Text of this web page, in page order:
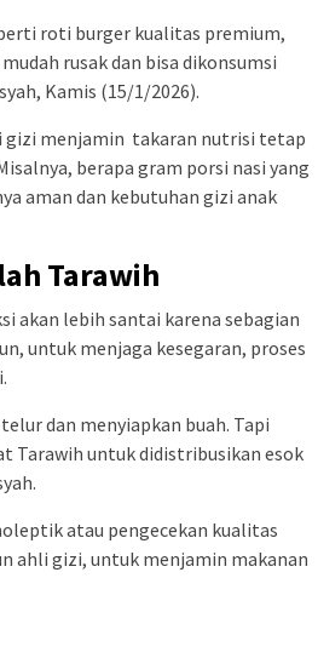
roti burger kualitas premium,
rusak dan bisa dikonsumsi
Kamis (15/1/2026).
gizi menjamin takaran nutrisi tetap
berapa gram porsi nasi yang
aman dan kebutuhan gizi anak
Tarawih
akan lebih santai karena sebagian
untuk menjaga kesegaran, proses
dan menyiapkan buah. Tapi
Tarawih untuk didistribusikan esok
atau pengecekan kualitas
ahli gizi, untuk menjamin makanan